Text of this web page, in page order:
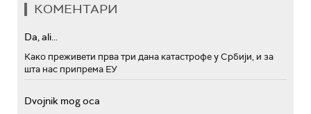
КОМЕНТАРИ
Da, ali...
Како преживети прва три дана катастрофе у Србији, и за
шта нас припрема ЕУ
Dvojnik mog oca